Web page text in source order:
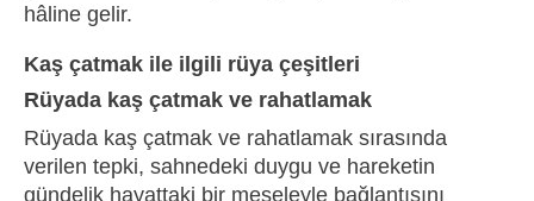
hâline gelir.
Kaş çatmak ile ilgili rüya çeşitleri
Rüyada kaş çatmak ve rahatlamak
Rüyada kaş çatmak ve rahatlamak sırasında
verilen tepki, sahnedeki duygu ve hareketin
gündelik hayattaki bir meseleyle bağlantısını